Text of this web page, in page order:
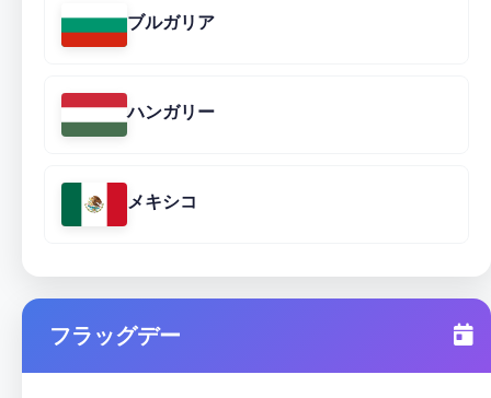
ブルガリア
ハンガリー
メキシコ
フラッグデー